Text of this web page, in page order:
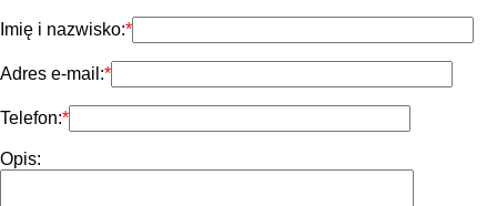
Imię i nazwisko:
Adres e-mail:
Telefon:
Opis: